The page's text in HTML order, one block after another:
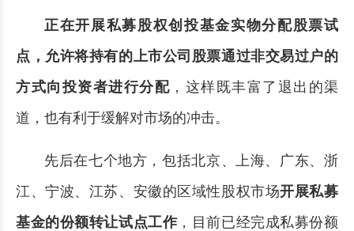
正在开展私募股权创投基金实物分配股票试
点，允许将持有的上市公司股票通过非交易过户的
方式向投资者进行分配 ，这样既丰富了退出的渠
道，也有利于缓解对市场的冲击。
先后在七个地方，包括北京、上海、广东、浙
江、宁波、江苏、安徽的区域性股权市场开展私募
基金的份额转让试点工作，目前已经完成私募份额